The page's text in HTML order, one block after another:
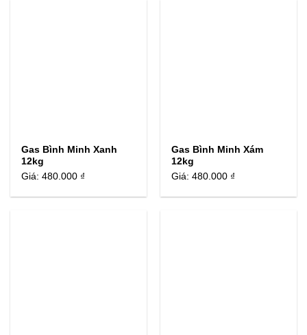
Gas Bình Minh Xanh
12kg
Giá:480.000 ₫
Gas Bình Minh Xám
12kg
Giá:480.000 ₫